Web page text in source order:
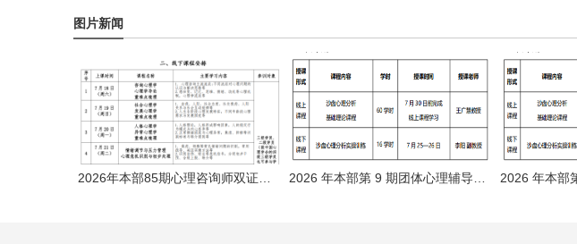
图片新闻